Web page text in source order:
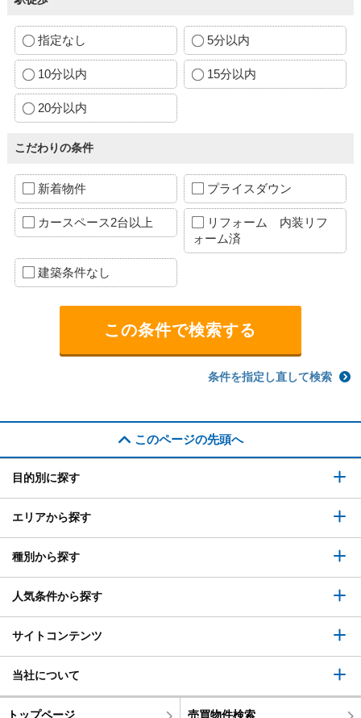
指定なし 5分以内
10分以内 15分以内
20分以内
こだわりの条件
新着物件 プライスダウン
カースペース2台以上
リフォーム 内装リフ
ォーム済
建築条件なし
条件を指定し直して検索
このページの先頭へ
目的別に探す
エリアから探す
種別から探す
人気条件から探す
サイトコンテンツ
当社について
トップページ 売買物件検索